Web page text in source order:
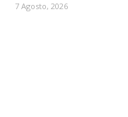
7 Agosto, 2026